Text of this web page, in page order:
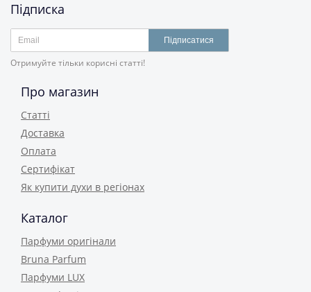
Підписка
Підписатися
Отримуйте тільки корисні статті!
Про магазин
Статті
Доставка
Оплата
Сертифікат
Як купити духи в регіонах
Каталог
Парфуми оригінали
Bruna Parfum
Парфуми LUX